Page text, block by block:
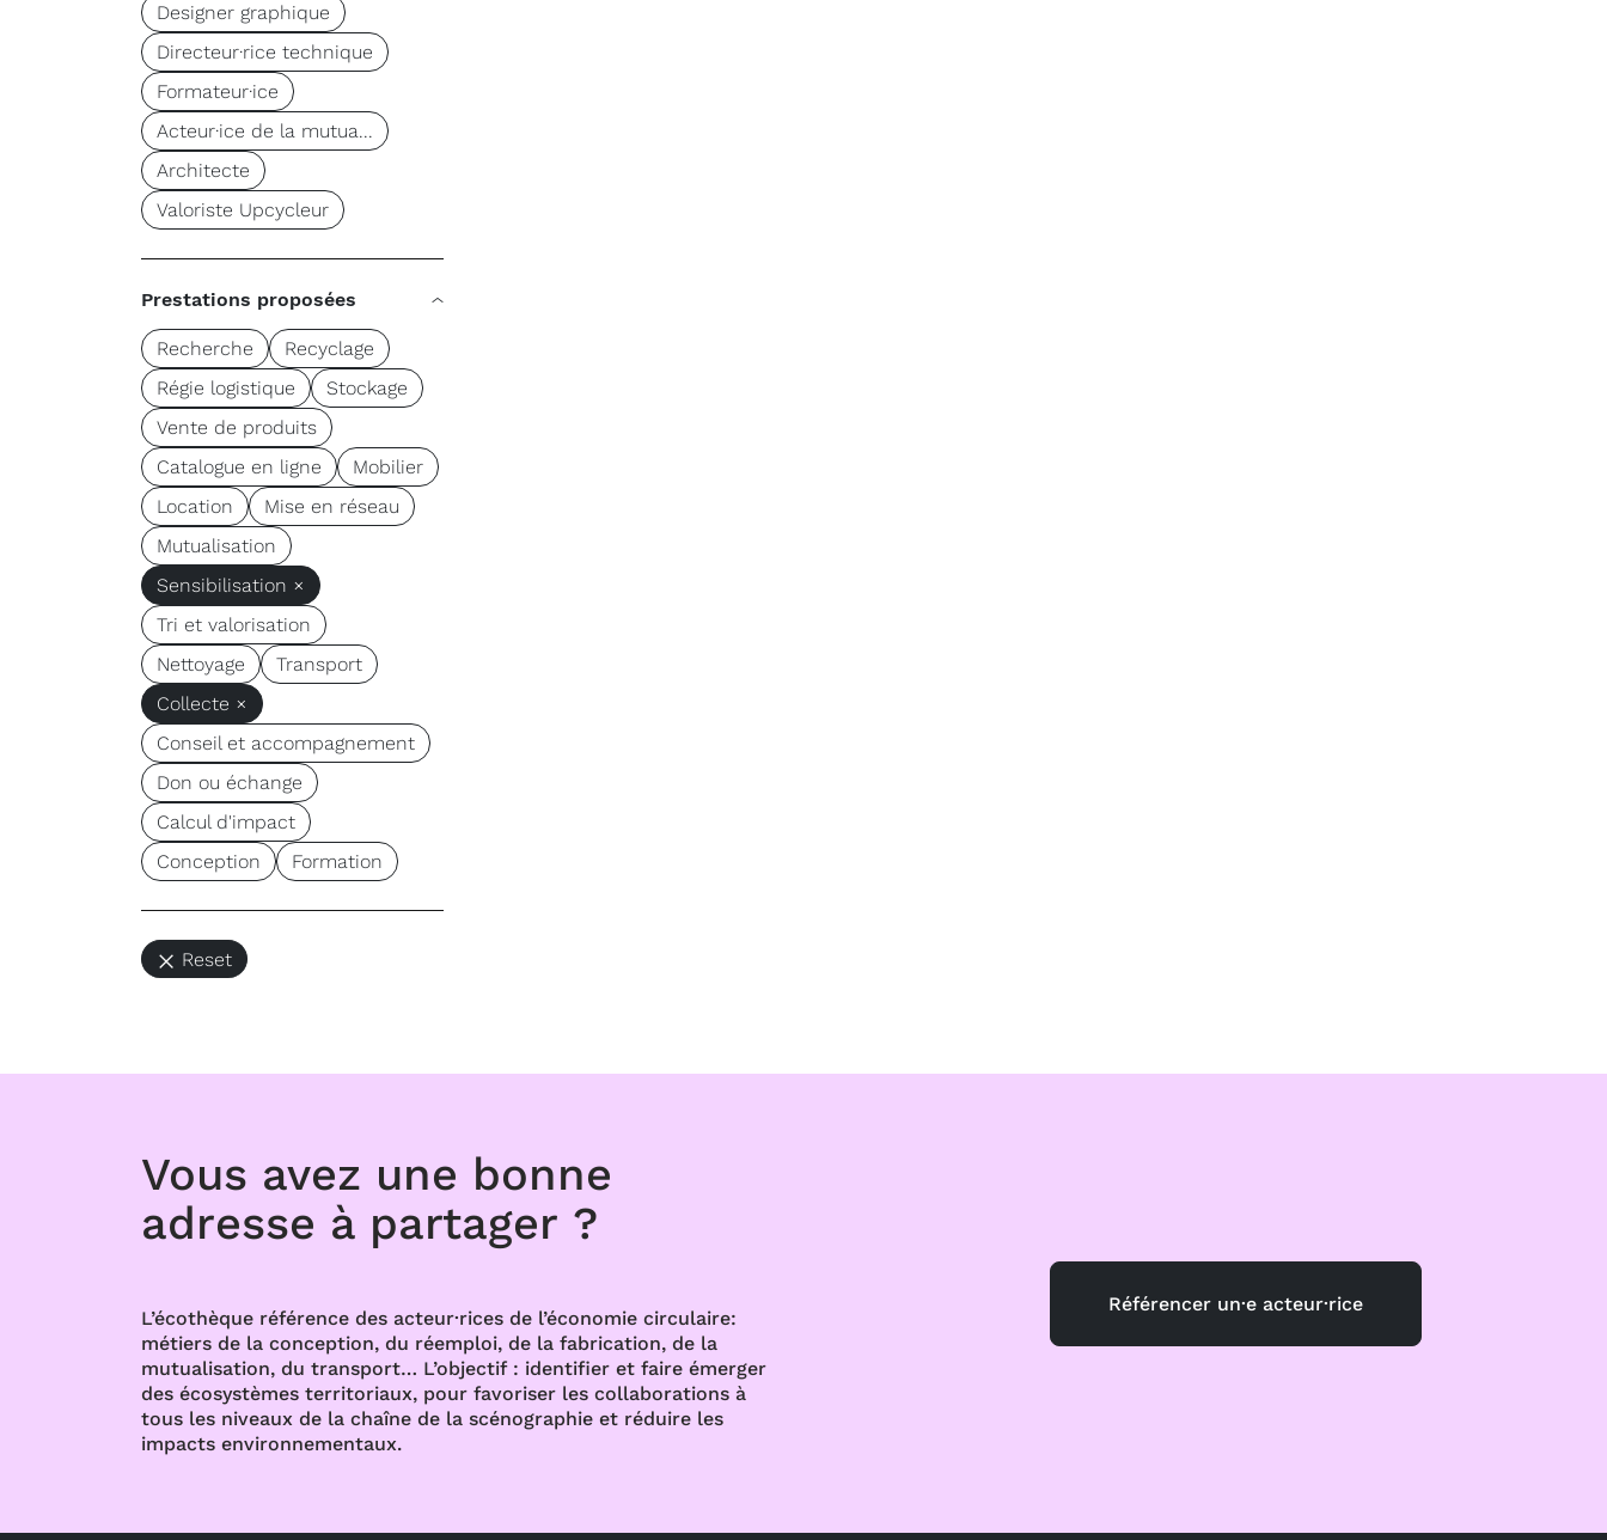
Designer graphique
Directeur·rice technique
Formateur·ice
Acteur·ice de la mutua...
Architecte
Valoriste Upcycleur
Prestations proposées
Recherche
Recyclage
Régie logistique
Stockage
Vente de produits
Catalogue en ligne
Mobilier
Location
Mise en réseau
Mutualisation
Sensibilisation ×
Tri et valorisation
Nettoyage
Transport
Collecte ×
Conseil et accompagnement
Don ou échange
Calcul d'impact
Conception
Formation
Reset
Vous avez une bonne
adresse à partager ?
L’écothèque référence des acteur·rices de l’économie circulaire:
métiers de la conception, du réemploi, de la fabrication, de la
mutualisation, du transport… L’objectif : identifier et faire émerger
des écosystèmes territoriaux, pour favoriser les collaborations à
tous les niveaux de la chaîne de la scénographie et réduire les
impacts environnementaux.
Référencer un·e acteur·rice